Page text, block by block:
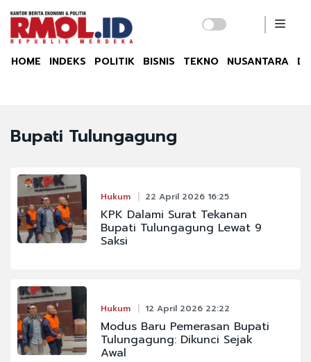
HOME INDEKS POLITIK BISNIS TEKNO NUSANTARA
Bupati Tulungagung
Hukum 22 April 2026 16:25
KPK Dalami Surat Tekanan
Bupati Tulungagung Lewat 9
Saksi
Hukum 12 April 2026 22:22
Modus Baru Pemerasan Bupati
Tulungagung: Dikunci Sejak
Awal